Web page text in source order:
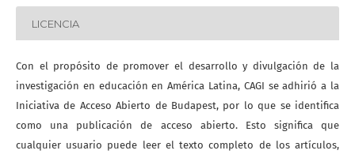
LICENCIA
Con el propósito de promover el desarrollo y divulgación de la
investigación en educación en América Latina, CAGI se adhirió a la
Iniciativa de Acceso Abierto de Budapest, por lo que se identifica
como una publicación de acceso abierto. Esto significa que
cualquier usuario puede leer el texto completo de los artículos,